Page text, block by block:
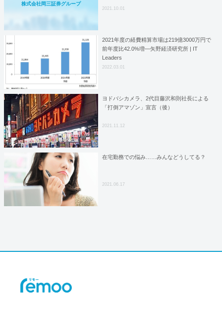
株式会社岡三証券グループ
2021.10.01
2021年度の経費精算市場は219億3000万円で
前年度比42.0%増―矢野経済研究所 | IT
Leaders
2022.03.01
ヨドバシカメラ、2代目藤沢和則社長による
「打倒アマゾン」宣言（後）
2021.11.12
在宅勤務での悩み……みんなどうしてる？
2021.06.17